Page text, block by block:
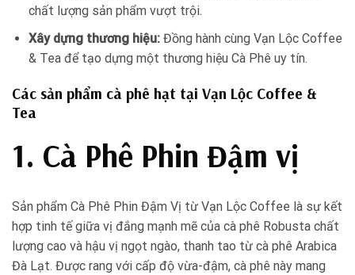
chất lượng sản phẩm vượt trội.
Xây dựng thương hiệu:Đồng hành cùng Vạn Lộc Coffee
& Tea để tạo dựng một thương hiệu Cà Phê uy tín.
Các sản phẩm cà phê hạt tại Vạn Lộc Coffee &
Tea
1. Cà Phê Phin Đậm vị
Sản phẩm Cà Phê Phin Đậm Vị từ Vạn Lộc Coffee là sự kết
hợp tinh tế giữa vị đắng mạnh mẽ của cà phê Robusta chất
lượng cao và hậu vị ngọt ngào, thanh tao từ cà phê Arabica
Đà Lạt. Được rang với cấp độ vừa-đậm, cà phê này mang